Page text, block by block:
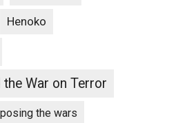
Henoko
the War on Terror
the wars